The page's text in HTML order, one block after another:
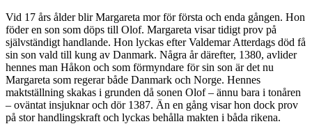
Vid 17 års ålder blir Margareta mor för första och enda gången. Hon
föder en son som döps till Olof. Margareta visar tidigt prov på
självständigt handlande. Hon lyckas efter Valdemar Atterdags död få
sin son vald till kung av Danmark. Några år därefter, 1380, avlider
hennes man Håkon och som förmyndare för sin son är det nu
Margareta som regerar både Danmark och Norge. Hennes
maktställning skakas i grunden då sonen Olof – ännu bara i tonåren
– oväntat insjuknar och dör 1387. Än en gång visar hon dock prov
på stor handlingskraft och lyckas behålla makten i båda rikena.